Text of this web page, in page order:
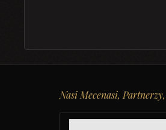
Nasi Mecenasi,